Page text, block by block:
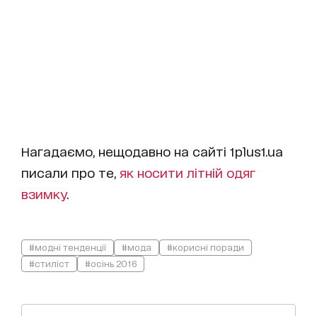
Нагадаємо, нещодавно на сайті 1plus1.ua
писали про те, як носити літній одяг
взимку.
#модні тенденції #мода
#корисні поради
#стиліст
#осінь 2016